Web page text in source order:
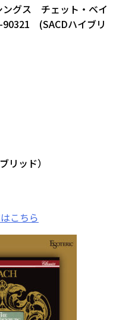
ングス チェット・ベイ
(SACDハイブリ
リッド）
こちら